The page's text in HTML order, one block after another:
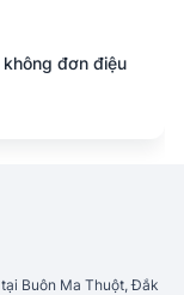
đơn điệu
Buôn Ma Thuột, Đắk